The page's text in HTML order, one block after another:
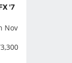
'7
Nov
3,300